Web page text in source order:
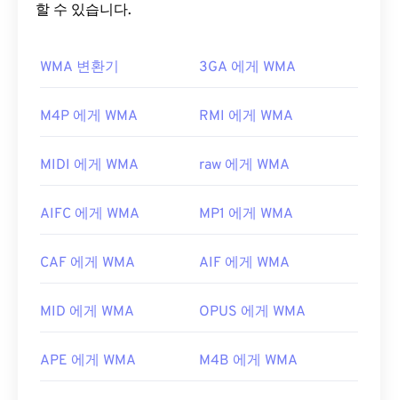
Apple iOS도 M4R 파일을 여는 좋은 선택입니다. 나
최초 출시: 2007
며 발전해 왔습니다. WMA는 Microsoft가 중단한
WMA 파일을 어떻게 여나요?
Windows Media의 핵심 구성 요소인Windows Media
파일을 여는 기본 프로그램으로 사용됩니다. 하지만
WMA 파일이 상대적으로 널리 사용되기 때문에 다른
니다. WMA 파일은 온라인 스트리밍에도 자주 사용
WMA 파일을 열 수 있는 다른 프로그램으로는
기기에서는Apple iOS Google Android,Windows
OverDrive Media Console을사용해 보세요.
할 수 있습니다.
WMA 변환기 3GA 에게 WMA
M4P 에게 WMA RMI 에게 WMA
MIDI 에게 WMA raw 에게 WMA
AIFC 에게 WMA MP1 에게 WMA
CAF 에게 WMA AIF 에게 WMA
MID 에게 WMA OPUS 에게 WMA
APE 에게 WMA M4B 에게 WMA